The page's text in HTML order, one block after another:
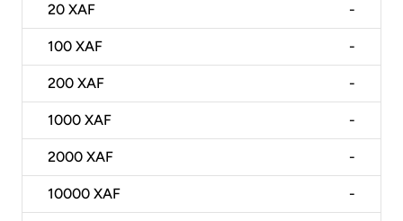
20 XAF -
100 XAF -
200 XAF -
1000 XAF -
2000 XAF -
10000 XAF -